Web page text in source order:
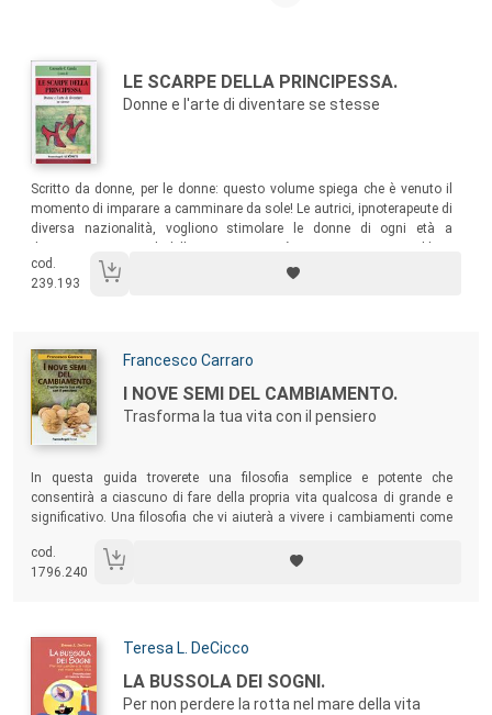
Autori:
Titolo:
LE SCARPE DELLA PRINCIPESSA.
Donne e l'arte di diventare se stesse
Sommario:
Scritto da donne, per le donne: questo volume spiega che è venuto il
momento di imparare a camminare da sole! Le autrici, ipnoterapeute di
diversa nazionalità, vogliono stimolare le donne di ogni età a
di esplorare vie anche impervie per sviluppare le proprie potenzialità e
realizzare se stesse.
cod.
239.193
Autori:
Francesco Carraro
Titolo:
I NOVE SEMI DEL CAMBIAMENTO.
Trasforma la tua vita con il pensiero
In questa guida troverete una filosofia semplice e potente che
consentirà a ciascuno di fare della propria vita qualcosa di grande e
significativo. Una filosofia che vi aiuterà a vivere i cambiamenti come
ansia e frustrazione. Perché una vita felice e appagante è una vita che
cambia e si sviluppa.
cod.
1796.240
Autori:
Teresa L. DeCicco
Titolo:
LA BUSSOLA DEI SOGNI.
Per non perdere la rotta nel mare della vita